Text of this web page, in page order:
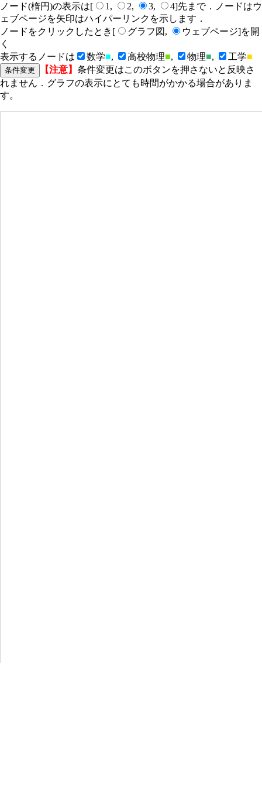
ノード(楕円)の表示は[ 1, 2, 3,
4]先まで．ノードはウ
ェブページを矢印はハイパーリンクを示します．
ノードをクリックしたとき[
グラフ図,
ウェブページ]を開
く
表示するノードは
数学■, 高校物理■, 物理■, 工学■
【注意】 条件変更はこのボタンを押さないと反映さ
れません．グラフの表示にとても時間がかかる場合がありま
す。